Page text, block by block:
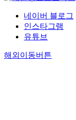
네이버 블로그
인스타그램
유튜브
해외이동버튼